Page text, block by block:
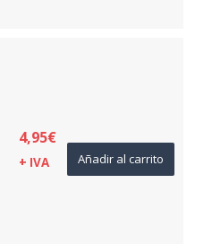
4,95€
+ IVA Añadir al carrito